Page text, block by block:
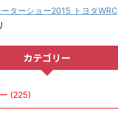
ターショー2015 トヨタWRC
カテゴリー
(225)